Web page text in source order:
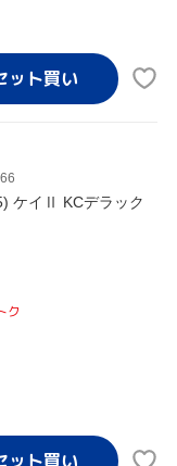
ケイⅡ KCデラック
ク